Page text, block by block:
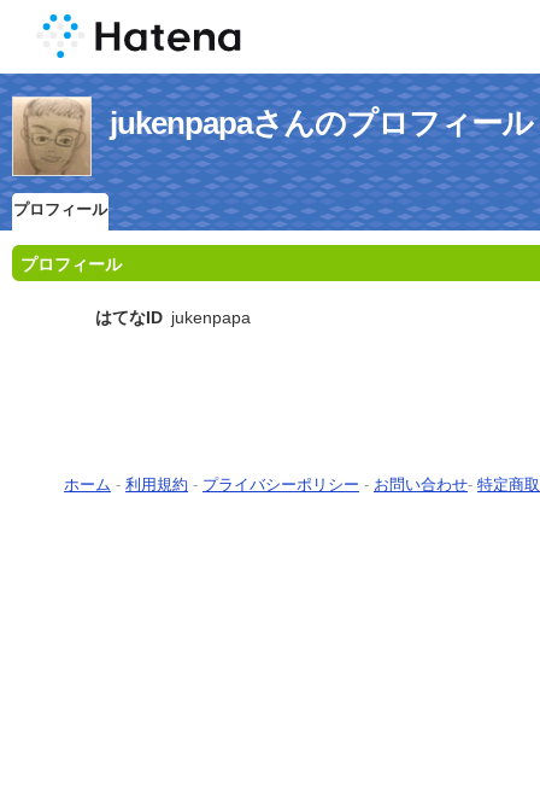
jukenpapaさんのプロフィール
プロフィール
プロフィール
はてなID jukenpapa
ホーム - 利用規約 - プライバシーポリシー - お問い合わせ- 特定商